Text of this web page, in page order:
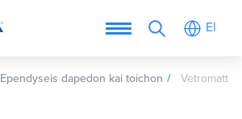
El
Ependyseis dapedon kai toichon